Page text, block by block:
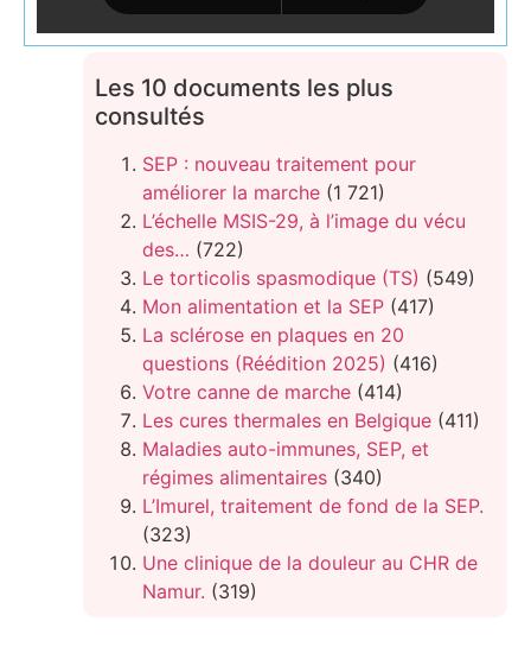
Les 10 documents les plus
consultés
SEP : nouveau traitement pour
améliorer la marche (1 721)
L’échelle MSIS-29, à l’image du vécu
des… (722)
Le torticolis spasmodique (TS) (549)
Mon alimentation et la SEP (417)
La sclérose en plaques en 20
questions (Réédition 2025) (416)
Votre canne de marche (414)
Les cures thermales en Belgique (411)
Maladies auto-immunes, SEP, et
régimes alimentaires (340)
L’Imurel, traitement de fond de la SEP.
(323)
Une clinique de la douleur au CHR de
Namur. (319)